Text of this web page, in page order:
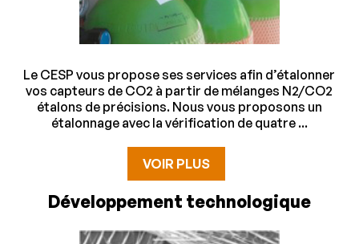
Le CESP vous propose ses services afin d’étalonner
vos capteurs de CO2 à partir de mélanges N2/CO2
étalons de précisions. Nous vous proposons un
étalonnage avec la vérification de quatre ...
VOIR PLUS
Développement technologique